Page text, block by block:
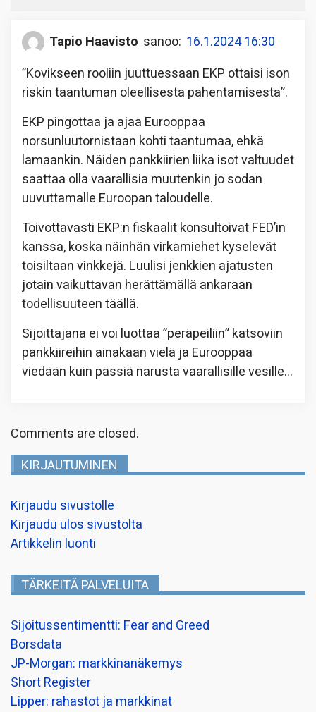
Tapio Haavisto sanoo: 16.1.2024 16:30
”Kovikseen rooliin juuttuessaan EKP ottaisi ison
riskin taantuman oleellisesta pahentamisesta”.
EKP pingottaa ja ajaa Eurooppaa
norsunluutornistaan kohti taantumaa, ehkä
lamaankin. Näiden pankkiirien liika isot valtuudet
saattaa olla vaarallisia muutenkin jo sodan
uuvuttamalle Euroopan taloudelle.
Toivottavasti EKP:n fiskaalit konsultoivat FED’in
kanssa, koska näinhän virkamiehet kyselevät
toisiltaan vinkkejä. Luulisi jenkkien ajatusten
jotain vaikuttavan herättämällä ankaraan
todellisuuteen täällä.
Sijoittajana ei voi luottaa ”peräpeiliin” katsoviin
pankkiireihin ainakaan vielä ja Eurooppaa
viedään kuin pässiä narusta vaarallisille vesille…
Comments are closed.
KIRJAUTUMINEN
Kirjaudu sivustolle
Kirjaudu ulos sivustolta
Artikkelin luonti
TÄRKEITÄ PALVELUITA
Sijoitussentimentti: Fear and Greed
Borsdata
JP-Morgan: markkinanäkemys
Short Register
Lipper: rahastot ja markkinat